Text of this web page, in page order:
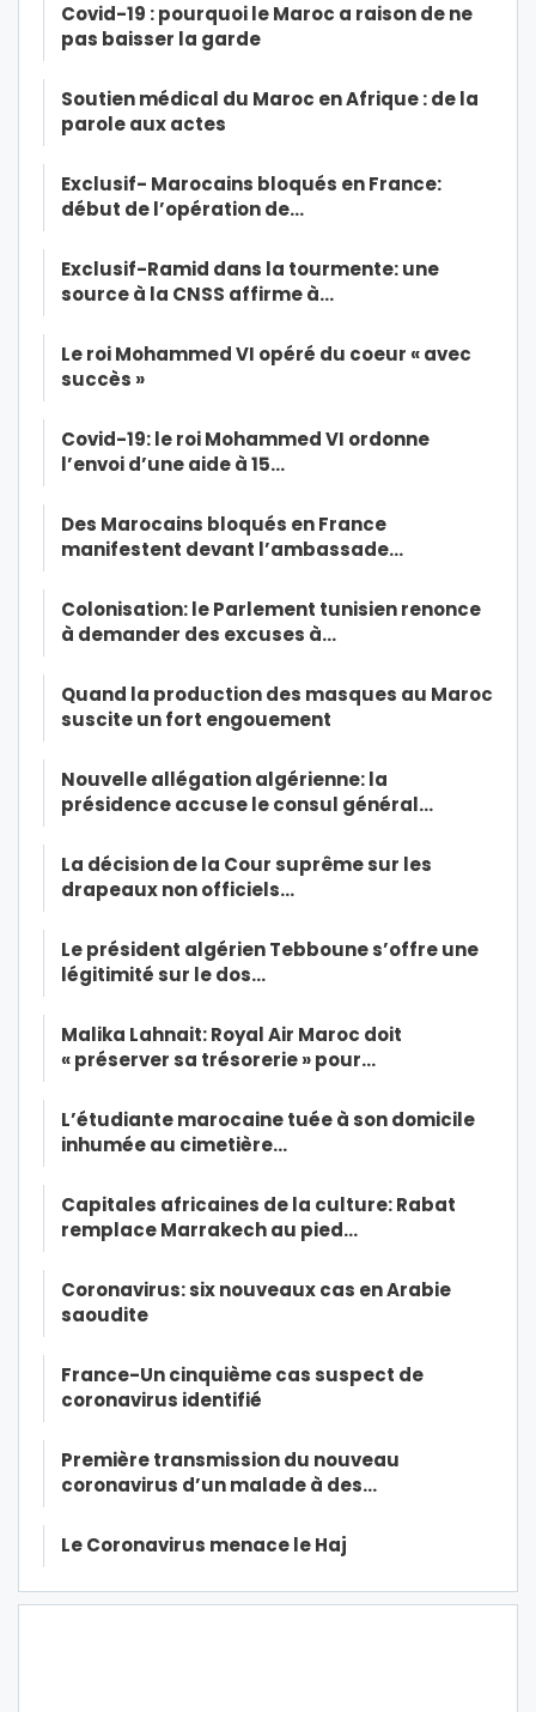
Covid-19 : pourquoi le Maroc a raison de ne
pas baisser la garde
Soutien médical du Maroc en Afrique : de la
parole aux actes
Exclusif- Marocains bloqués en France:
début de l’opération de…
Exclusif-Ramid dans la tourmente: une
source à la CNSS affirme à…
Le roi Mohammed VI opéré du coeur « avec
succès »
Covid-19: le roi Mohammed VI ordonne
l’envoi d’une aide à 15…
Des Marocains bloqués en France
manifestent devant l’ambassade…
Colonisation: le Parlement tunisien renonce
à demander des excuses à…
Quand la production des masques au Maroc
suscite un fort engouement
Nouvelle allégation algérienne: la
présidence accuse le consul général…
La décision de la Cour suprême sur les
drapeaux non officiels…
Le président algérien Tebboune s’offre une
légitimité sur le dos…
Malika Lahnait: Royal Air Maroc doit
« préserver sa trésorerie » pour…
L’étudiante marocaine tuée à son domicile
inhumée au cimetière…
Capitales africaines de la culture: Rabat
remplace Marrakech au pied…
Coronavirus: six nouveaux cas en Arabie
saoudite
France-Un cinquième cas suspect de
coronavirus identifié
Première transmission du nouveau
coronavirus d’un malade à des…
Le Coronavirus menace le Haj